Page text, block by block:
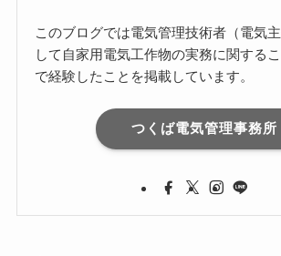
このブログでは電気管理技術者（電気
して自家用電気工作物の実務に関する
で経験したことを掲載しています。
つくば電気管理事務所